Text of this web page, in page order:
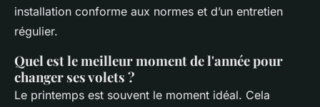
installation conforme aux normes et d’un entretien
régulier.
Quel est le meilleur moment de l'année pour
changer ses volets ?
Le printemps est souvent le moment idéal. Cela